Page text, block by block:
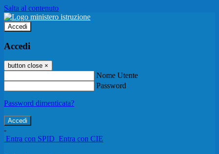
Salta al contenuto
Accedi
Accedi
button close ×
Nome Utente
Password
Password dimenticata?
-
Entra con SPID Entra con CIE